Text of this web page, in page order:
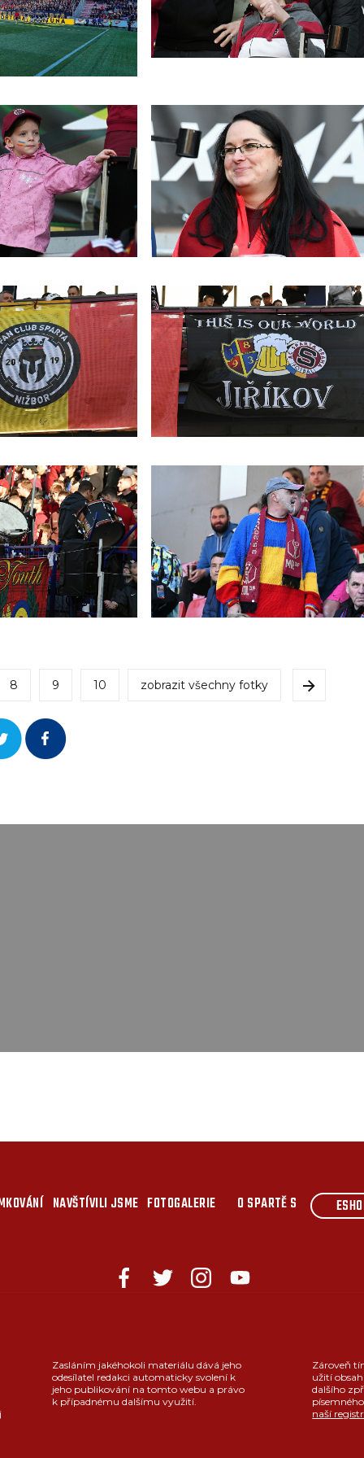
8 9 10 zobrazit všechny fotky
NAVŠTÍVILI JSME FOTOGALERIE O SPARTĚ S
Zasláním jakéhokoli materiálu dává jeho
odesílatel redakci automaticky svolení k
jeho publikování na tomto webu a právo
k případnému dalšímu využití.
Zároveň
užití
dalšího
naší